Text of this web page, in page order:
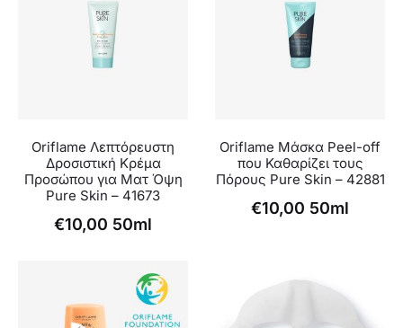
Oriflame Λεπτόρευστη
Δροσιστική Κρέμα
Προσώπου για Ματ Όψη
Pure Skin – 41673
€10,00 50ml
Oriflame Μάσκα Peel-off
που Καθαρίζει τους
Πόρους Pure Skin – 42881
€10,00 50ml